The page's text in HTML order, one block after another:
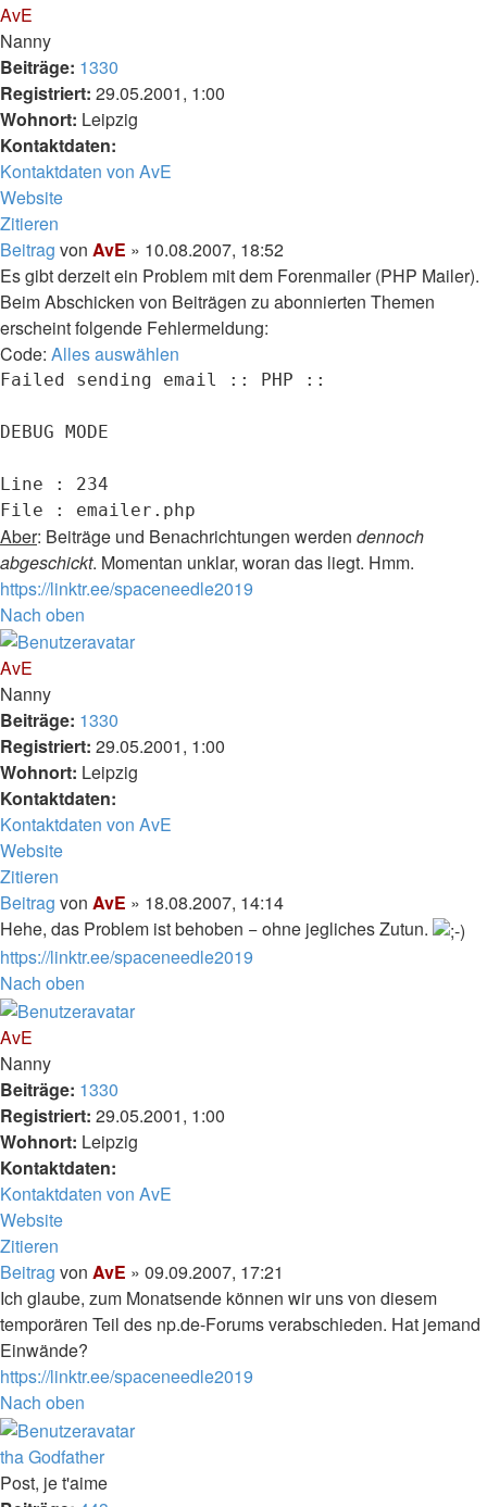
AvE
Nanny
Beiträge: 1330
Registriert: 29.05.2001, 1:00
Wohnort: Leipzig
Kontaktdaten:
Kontaktdaten von AvE
Website
Zitieren
Beitrag von AvE » 10.08.2007, 18:52
Es gibt derzeit ein Problem mit dem Forenmailer (PHP Mailer).
Beim Abschicken von Beiträgen zu abonnierten Themen
erscheint folgende Fehlermeldung:
Code: Alles auswählen
Failed sending email :: PHP ::
DEBUG MODE
Line : 234
File : emailer.php
Aber: Beiträge und Benachrichtungen werden dennoch
abgeschickt. Momentan unklar, woran das liegt. Hmm.
https://linktr.ee/spaceneedle2019
Nach oben
AvE
Nanny
Beiträge: 1330
Registriert: 29.05.2001, 1:00
Wohnort: Leipzig
Kontaktdaten:
Kontaktdaten von AvE
Website
Zitieren
Beitrag von AvE » 18.08.2007, 14:14
Hehe, das Problem ist behoben − ohne jegliches Zutun.
https://linktr.ee/spaceneedle2019
Nach oben
AvE
Nanny
Beiträge: 1330
Registriert: 29.05.2001, 1:00
Wohnort: Leipzig
Kontaktdaten:
Kontaktdaten von AvE
Website
Zitieren
Beitrag von AvE » 09.09.2007, 17:21
Ich glaube, zum Monatsende können wir uns von diesem
temporären Teil des np.de-Forums verabschieden. Hat jemand
Einwände?
https://linktr.ee/spaceneedle2019
Nach oben
tha Godfather
Post, je t'aime